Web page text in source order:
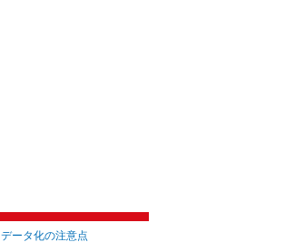
データ化の注意点